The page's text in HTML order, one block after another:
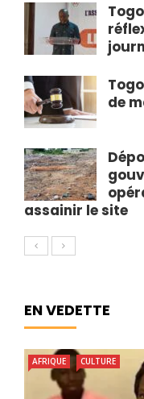
de
assainir le site
EN VEDETTE
AFRIQUE CULTURE